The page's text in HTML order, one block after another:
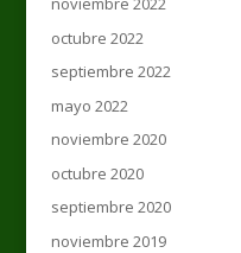
octubre 2022
septiembre 2022
mayo 2022
noviembre 2020
octubre 2020
septiembre 2020
noviembre 2019